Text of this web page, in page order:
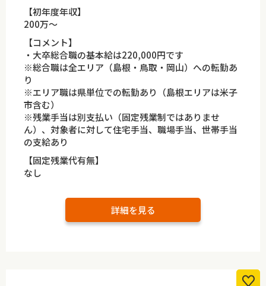
【初年度年収】
200万～
【コメント】
・大卒総合職の基本給は220,000円です
※総合職は全エリア（島根・鳥取・岡山）への転勤あ
り
※エリア職は県単位での転勤あり（島根エリアは米子
市含む）
※残業手当は別支払い（固定残業制ではありませ
ん）、対象者に対して住宅手当、職場手当、世帯手当
の支給あり
【固定残業代有無】
なし
詳細を見る